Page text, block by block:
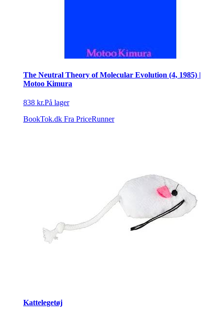
The Neutral Theory of Molecular Evolution (4, 1985) |
Motoo Kimura
838 kr.På lager
BookTok.dk Fra PriceRunner
Kattelegetøj